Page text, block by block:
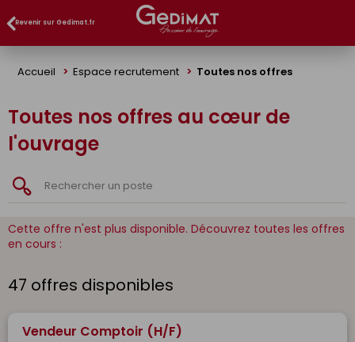
Panneau de gestion des cookies
Revenir sur Gedimat.fr
Accueil Espace recrutement Toutes nos offres
Toutes nos offres au cœur de
l'ouvrage
Cette offre n'est plus disponible. Découvrez toutes les offres
en cours :
47 offres disponibles
Vendeur Comptoir (H/F)